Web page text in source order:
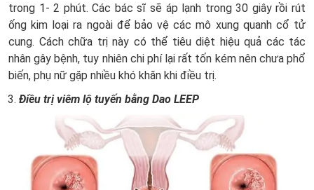
trong 1- 2 phút. Các bác sĩ sẽ áp lạnh trong 30 giây rồi rút
ống kim loại ra ngoài để bảo vệ các mô xung quanh cổ tử
cung. Cách chữa trị này có thể tiêu diệt hiệu quả các tác
nhân gây bệnh, tuy nhiên chi phí lại rất tốn kém nên chưa phổ
biến, phụ nữ gặp nhiều khó khăn khi điều trị.
Điều trị viêm lộ tuyến bằng Dao LEEP